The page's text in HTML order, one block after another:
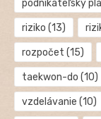
podnikateľský
riziko (13)
rozpočet (15)
taekwon-do (10)
vzdelávanie (10)